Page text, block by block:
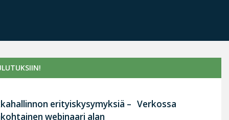
erityiskysymyksiä –
webinaari alan
Verkossa